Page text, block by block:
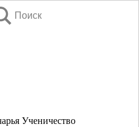
Поиск
Ученичество